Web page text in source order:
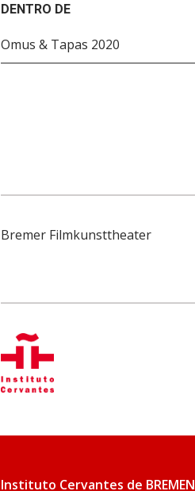
DENTRO DE
Omus & Tapas 2020
Bremer Filmkunsttheater
Instituto Cervantes de BREMEN